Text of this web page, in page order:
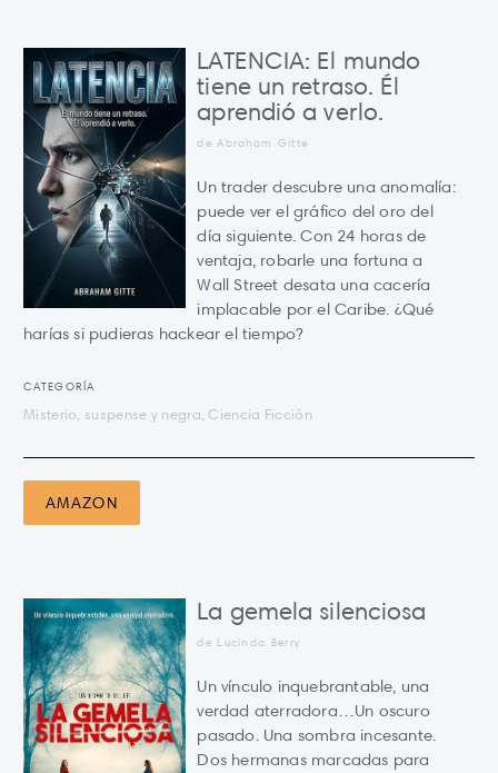
LATENCIA: El mundo
tiene un retraso. Él
aprendió a verlo.
de Abraham Gitte
Un trader descubre una anomalía:
puede ver el gráfico del oro del
día siguiente. Con 24 horas de
ventaja, robarle una fortuna a
Wall Street desata una cacería
implacable por el Caribe. ¿Qué
harías si pudieras hackear el tiempo?
CATEGORÍA
Misterio, suspense y negra, Ciencia Ficción
AMAZON
La gemela silenciosa
de Lucinda Berry
Un vínculo inquebrantable, una
verdad aterradora…Un oscuro
pasado. Una sombra incesante.
Dos hermanas marcadas para